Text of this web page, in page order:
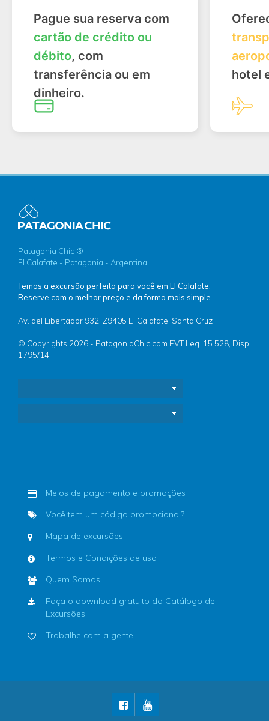
Pague sua reserva com
cartão de crédito ou
débito, com
transferência ou em
dinheiro.
hotel
Patagonia Chic ®
El Calafate - Patagonia - Argentina
Temos a excursão perfeita para você em El Calafate.
Reserve com o melhor preço e da forma mais simple.
Av. del Libertador 932, Z9405 El Calafate, Santa Cruz
© Copyrights 2026 - PatagoniaChic.com EVT Leg. 15.528, Disp.
1795/14.
Meios de pagamento e promoções
Você tem um código promocional?
Mapa de excursões
Termos e Condições de uso
Quem Somos
Faça o download gratuito do Catálogo de
Excursões
Trabalhe com a gente